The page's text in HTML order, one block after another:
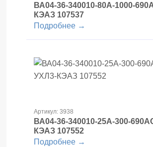
ВА04-36-340010-80А-1000-
КЭАЗ 107537
Подробнее →
Артикул: 3938
ВА04-36-340010-25А-300-
КЭАЗ 107552
Подробнее →